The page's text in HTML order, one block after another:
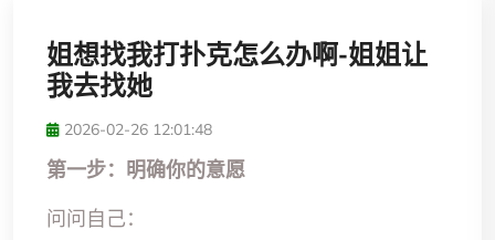
姐想找我打扑克怎么办啊-姐姐让
我去找她
2026-02-26 12:01:48
第一步：明确你的意愿
问问自己：